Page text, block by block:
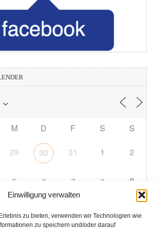
Einwilligung verwalten
zu bieten, verwenden wir Technologien wie
zu speichern und/oder darauf
M D F S S
29 30 31 1 2
5 6 7 8 9
12 13 14 15